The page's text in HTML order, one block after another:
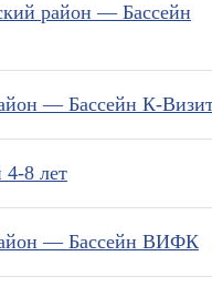
район — Бассейн
— Бассейн К-
4-8 лет
— Бассейн ВИФК